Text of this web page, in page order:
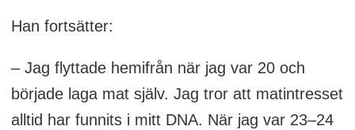
Han fortsätter:
– Jag flyttade hemifrån när jag var 20 och
började laga mat själv. Jag tror att matintresset
alltid har funnits i mitt DNA. När jag var 23–24